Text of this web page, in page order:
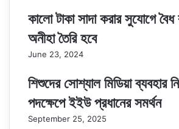
কালো টাকা সাদা করার সুযোগে বৈধ
অনীহা তৈরি হবে
June 23, 2024
শিশুদের সোশ্যাল মিডিয়া ব্যবহার
পদক্ষেপে ইইউ প্রধানের সমর্থন
September 25, 2025